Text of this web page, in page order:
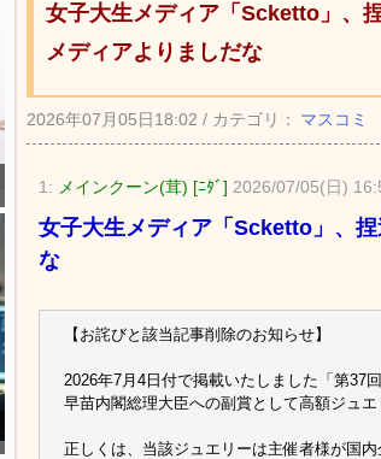
女子大生メディア「Scketto」、
メディアよりましだな
2026年07月05日18:02 / カテゴリ： マスコミ
1: メインクーン(茸) [ﾆﾀﾞ] 2026/07/05(日)
女子大生メディア「Scketto」、
な
【お詫びと該当記事削除のお知らせ】
2026年7月4日付で掲載いたしました「第37
早苗内閣総理大臣への副賞として高額ジュ
正しくは、当該ジュエリーは主催者様が国